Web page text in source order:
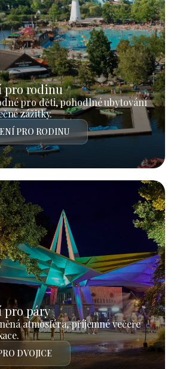
pro rodinu
pro děti, pohodlné ubytování
zážitky.
PRO RODINU
pro páry
atmosféra, příjemné večeře
DVOJICE